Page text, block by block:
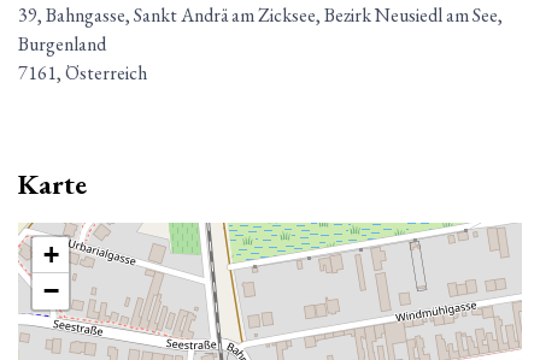
39, Bahngasse, Sankt Andrä am Zicksee, Bezirk Neusiedl am See,
Burgenland
7161, Österreich
Karte
+
−